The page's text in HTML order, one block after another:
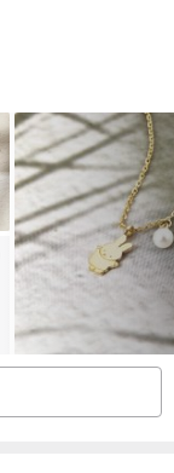
+60 元
，越来越难寻。也